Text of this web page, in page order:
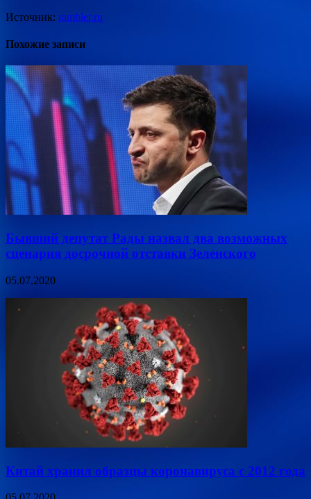
Источник: rambler.ru
Похожие записи
Бывший депутат Рады назвал два возможных
сценария досрочной отставки Зеленского
05.07.2020
Китай хранил образцы коронавируса с 2012 года